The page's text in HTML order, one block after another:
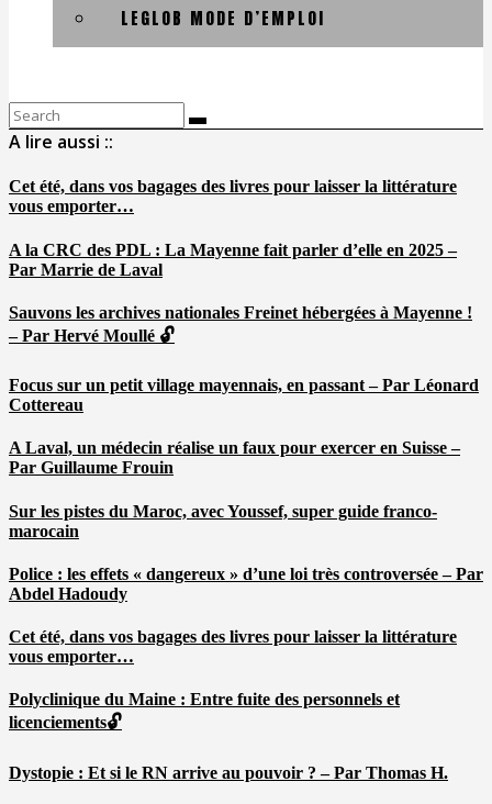
LEGLOB MODE D’EMPLOI
Search
for:
A lire aussi ::
Cet été, dans vos bagages des livres pour laisser la littérature
vous emporter…
A la CRC des PDL : La Mayenne fait parler d’elle en 2025 –
Par Marrie de Laval
Sauvons les archives nationales Freinet hébergées à Mayenne !
– Par Hervé Moullé 🔓
Focus sur un petit village mayennais, en passant – Par Léonard
Cottereau
A Laval, un médecin réalise un faux pour exercer en Suisse –
Par Guillaume Frouin
Sur les pistes du Maroc, avec Youssef, super guide franco-
marocain
Police : les effets « dangereux » d’une loi très controversée – Par
Abdel Hadoudy
Cet été, dans vos bagages des livres pour laisser la littérature
vous emporter…
Polyclinique du Maine : Entre fuite des personnels et
licenciements🔓
Dystopie : Et si le RN arrive au pouvoir ? – Par Thomas H.